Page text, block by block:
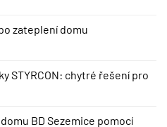
zateplení domu
STYRCON: chytré řešení pro
BD Sezemice pomocí